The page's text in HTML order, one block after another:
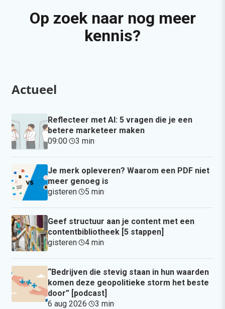
Op zoek naar nog meer
kennis?
Actueel
Reflecteer met AI: 5 vragen die je een
betere marketeer maken
09:00· 3 min·
Je merk opleveren? Waarom een PDF niet
meer genoeg is
gisteren· 5 min·
Geef structuur aan je content met een
contentbibliotheek [5 stappen]
gisteren· 4 min·
“Bedrijven die stevig staan in hun waarden
komen deze geopolitieke storm het beste
door” [podcast]
6 aug 2026· 3 min·